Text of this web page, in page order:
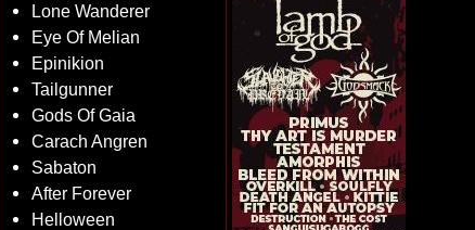
Lone Wanderer
Eye Of Melian
Epinikion
Tailgunner
Gods Of Gaia
Carach Angren
Sabaton
After Forever
Helloween